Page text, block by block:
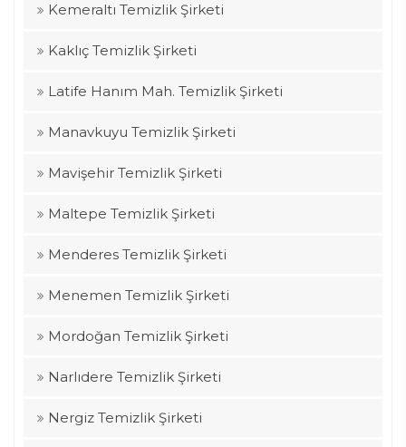
Kemeraltı Temizlik Şirketi
Kaklıç Temizlik Şirketi
Latife Hanım Mah. Temizlik Şirketi
Manavkuyu Temizlik Şirketi
Mavişehir Temizlik Şirketi
Maltepe Temizlik Şirketi
Menderes Temizlik Şirketi
Menemen Temizlik Şirketi
Mordoğan Temizlik Şirketi
Narlıdere Temizlik Şirketi
Nergiz Temizlik Şirketi